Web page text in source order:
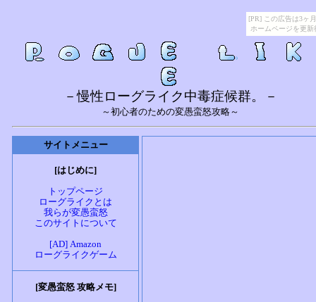
[PR] この広告は3ヶ
ホームページを更
－慢性ローグライク中毒症候群。－
～初心者のための変愚蛮怒攻略～
サイトメニュー
[はじめに]
トップページ
ローグライクとは
我らが変愚蛮怒
このサイトについて
[AD] Amazon
ローグライクゲーム
[変愚蛮怒 攻略メモ]